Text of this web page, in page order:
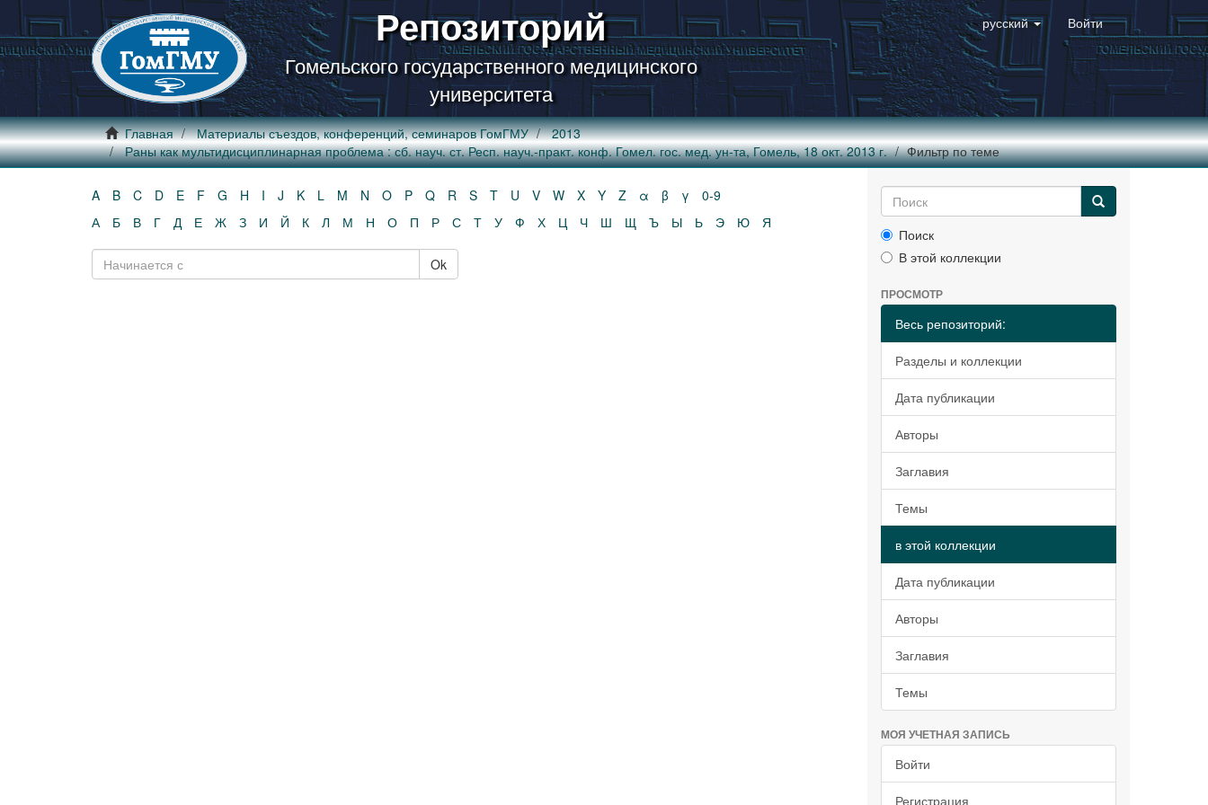
Репозиторий
Гомельского государственного медицинского
университета
русский Войти
Главная Материалы съездов, конференций, семинаров ГомГМУ
2013
Раны как мультидисциплинарная проблема : сб. науч. ст. Респ. науч.-практ. конф. Гомел. гос. мед. ун-та, Гомель, 18 окт. 2013 г.
Фильтр по теме
A B C D E F G H I J K L M N O P Q R S T U V W X Y Z α β γ
0-9
А
Б В Г Д Е Ж З И Й К Л М Н О П Р С Т У Ф Х Ц Ч Ш Щ Ъ Ы Ь Э Ю Я
Ok
Поиск
В этой коллекции
ПРОСМОТР
Весь репозиторий:
Разделы и коллекции
Дата публикации
Авторы
Заглавия
Темы
в этой коллекции
Дата публикации
Авторы
Заглавия
Темы
МОЯ УЧЕТНАЯ ЗАПИСЬ
Войти
Регистрация